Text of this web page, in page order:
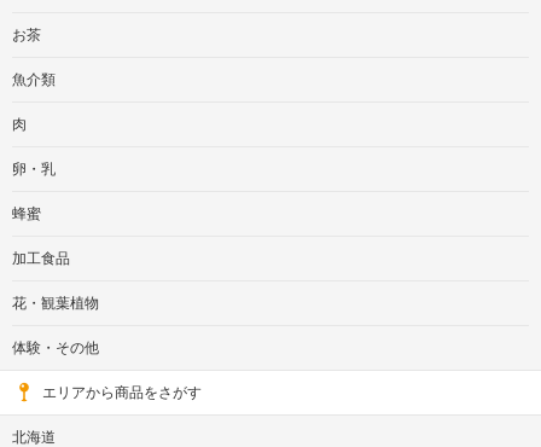
お茶
魚介類
肉
卵・乳
蜂蜜
加工食品
花・観葉植物
体験・その他
エリアから商品をさがす
北海道